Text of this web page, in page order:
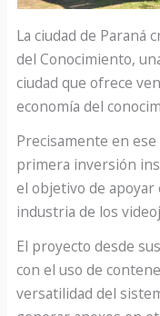
La ciudad de Paraná
del Conocimiento,
ciudad que ofrece
economía del
Precisamente en
primera inversión
el objetivo de
industria de los
El proyecto desde
con el uso de
versatilidad del